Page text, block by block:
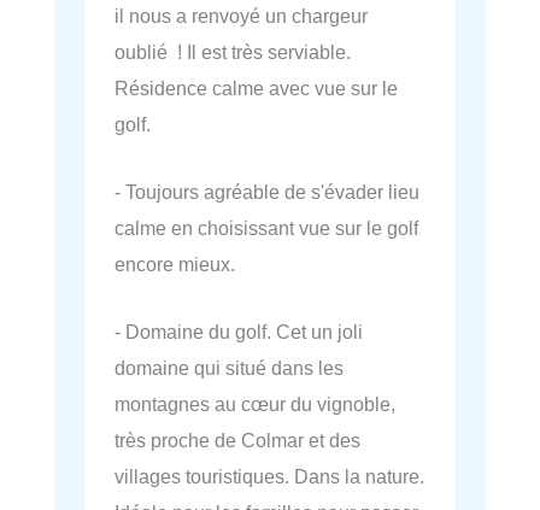
il nous a renvoyé un chargeur
oublié ! Il est très serviable.
Résidence calme avec vue sur le
golf.
- Toujours agréable de s'évader lieu
calme en choisissant vue sur le golf
encore mieux.
- Domaine du golf. Cet un joli
domaine qui situé dans les
montagnes au cœur du vignoble,
très proche de Colmar et des
villages touristiques. Dans la nature.